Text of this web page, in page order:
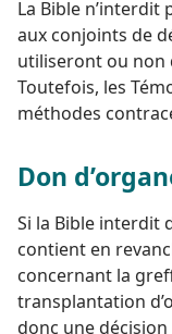
La Bible n’interdit
aux conjoints de
utiliseront ou non
Toutefois, les
méthodes
Don
Si la Bible interdit
contient en
concernant la
transplantation
donc une